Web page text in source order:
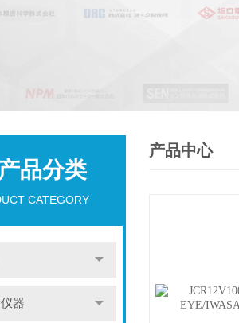
产品分类
CATEGORY
器
产品中心